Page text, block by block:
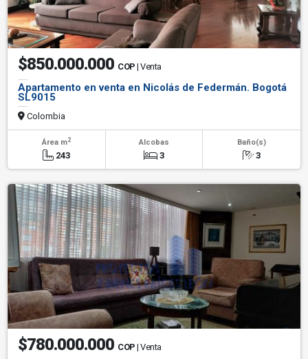
$850.000.000 COP | Venta
Apartamento en venta en Nicolás de Federmán. Bogotá
SL9015
Colombia
Área m2
243
Alcobas
3
Baño(s)
3
$780.000.000 COP | Venta